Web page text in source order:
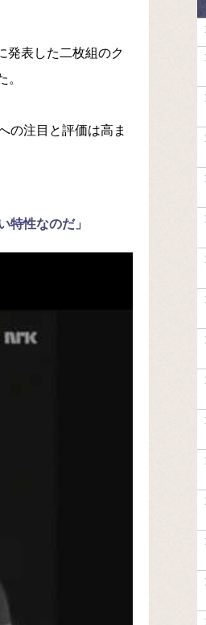
発表した二枚組のク
の注目と評価は高ま
特性なのだ」